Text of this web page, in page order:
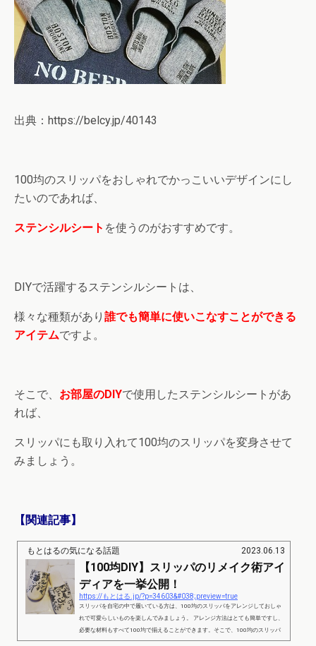
出典：https://belcy.jp/40143
100均のスリッパをおしゃれでかっこいいデザインにし
たいのであれば、
ステンシルシート を使うのがおすすめです。
DIYで活躍するステンシルシートは、
様々な種類があり 誰でも簡単に使いこなすことができる
アイテムですよ。
そこで、 お部屋のDIYで使用したステンシルシートがあ
れば、
スリッパにも取り入れて100均のスリッパを変身させて
みましょう。
【関連記事】
もとはるの気になる話題 2023.06.13
【100均DIY】スリッパのリメイク術アイ
ディアを一挙公開！
https://もとはる.jp/?p=34603&#038;preview=true
スリッパを自宅の中で履いている方は、100均のスリッパをアレンジしておしゃ
れで可愛らしいものを楽しんでみましょう。 アレンジ方法はとても簡単ですし、
必要な材料もすべて100均で揃えることができます。そこで、100均のスリッパ
を使ったリメイク術アイディアをまとめてみました。 【100均DIY】スリッパの